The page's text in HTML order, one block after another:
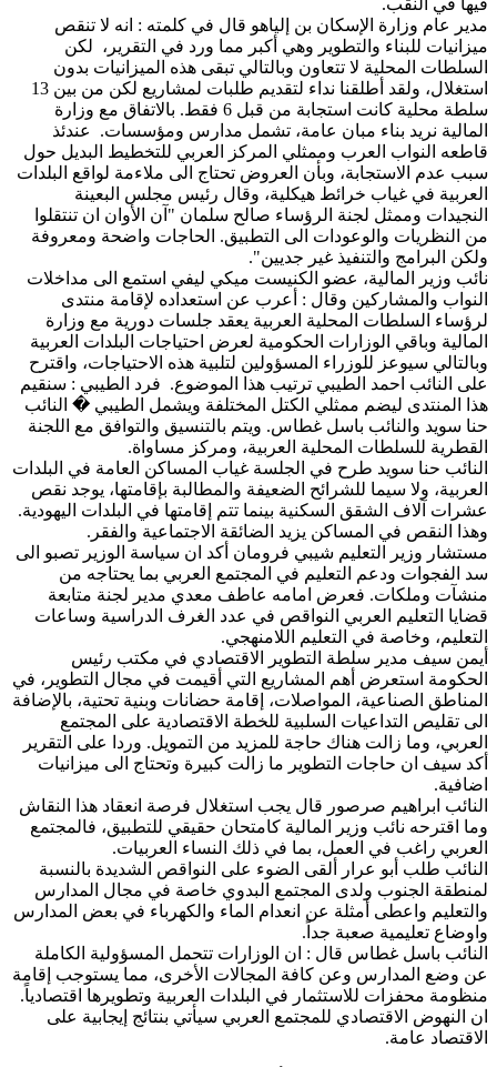
مدير عام وزارة الإسكان بن إلياهو قال في كلمته : انه لا تنقص
ميزانيات للبناء والتطوير وهي أكبر مما ورد في التقرير، لكن
السلطات المحلية لا تتعاون وبالتالي تبقى هذه الميزانيات بدون
استغلال، ولقد أطلقنا نداء لتقديم طلبات لمشاريع لكن من بين 13
سلطة محلية كانت استجابة من قبل 6 فقط. بالاتفاق مع وزارة
المالية نريد بناء مبان عامة، تشمل مدارس ومؤسسات. عندئذ
قاطعه النواب العرب وممثلي المركز العربي للتخطيط البديل حول
سبب عدم الاستجابة، وبأن العروض تحتاج الى ملاءمة لواقع البلدات
العربية في غياب خرائط هيكلية، وقال رئيس مجلس البعينة
النجيدات وممثل لجنة الرؤساء صالح سلمان "آن الأوان ان تنتقلوا
من النظريات والوعودات الى التطبيق. الحاجات واضحة ومعروفة
ولكن البرامج والتنفيذ غير جديين".
نائب وزير المالية، عضو الكنيست ميكي ليفي استمع الى مداخلات
النواب والمشاركين وقال : أعرب عن استعداده لإقامة منتدى
لرؤساء السلطات المحلية العربية يعقد جلسات دورية مع وزارة
المالية وباقي الوزارات الحكومية لعرض احتياجات البلدات العربية
وبالتالي سيوعز للوزراء المسؤولين لتلبية هذه الاحتياجات، واقترح
على النائب احمد الطيبي ترتيب هذا الموضوع. فرد الطيبي : سنقيم
هذا المنتدى ليضم ممثلي الكتل المختلفة ويشمل الطيبي � النائب
حنا سويد والنائب باسل غطاس. ويتم بالتنسيق والتوافق مع اللجنة
القطرية للسلطات المحلية العربية، ومركز مساواة.
النائب حنا سويد طرح في الجلسة غياب المساكن العامة في البلدات
العربية، ولا سيما للشرائح الضعيفة والمطالبة بإقامتها، يوجد نقص
عشرات آلاف الشقق السكنية بينما تتم إقامتها في البلدات اليهودية.
وهذا النقص في المساكن يزيد الضائقة الاجتماعية والفقر.
مستشار وزير التعليم شيبي فرومان أكد ان سياسة الوزير تصبو الى
سد الفجوات ودعم التعليم في المجتمع العربي بما يحتاجه من
منشآت وملكات. فعرض امامه عاطف معدي مدير لجنة متابعة
قضايا التعليم العربي النواقص في عدد الغرف الدراسية وساعات
التعليم، وخاصة في التعليم اللامنهجي.
أيمن سيف مدير سلطة التطوير الاقتصادي في مكتب رئيس
الحكومة استعرض أهم المشاريع التي أقيمت في مجال التطوير، في
المناطق الصناعية، المواصلات، إقامة حضانات وبنية تحتية، بالإضافة
الى تقليص التداعيات السلبية للخطة الاقتصادية على المجتمع
العربي، وما زالت هناك حاجة للمزيد من التمويل. وردا على التقرير
أكد سيف ان حاجات التطوير ما زالت كبيرة وتحتاج الى ميزانيات
اضافية.
النائب ابراهيم صرصور قال يجب استغلال فرصة انعقاد هذا النقاش
وما اقترحه نائب وزير المالية كامتحان حقيقي للتطبيق، فالمجتمع
العربي راغب في العمل، بما في ذلك النساء العربيات.
النائب طلب أبو عرار ألقى الضوء على النواقص الشديدة بالنسبة
لمنطقة الجنوب ولدى المجتمع البدوي خاصة في مجال المدارس
والتعليم واعطى أمثلة عن انعدام الماء والكهرباء في بعض المدارس
واوضاع تعليمية صعبة جداً.
النائب باسل غطاس قال : ان الوزارات تتحمل المسؤولية الكاملة
عن وضع المدارس وعن كافة المجالات الأخرى، مما يستوجب إقامة
منظومة محفزات للاستثمار في البلدات العربية وتطويرها اقتصادياً.
ان النهوض الاقتصادي للمجتمع العربي سيأتي بنتائج إيجابية على
الاقتصاد عامة.